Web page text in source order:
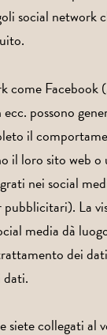
social network
come
possono
il
il loro sito web o
nei social
pubblicitari). La
media dà
dei
dati.
siete collegati al